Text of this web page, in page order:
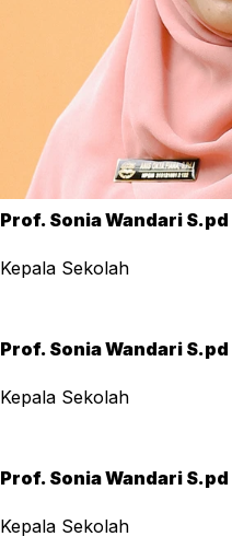
Prof. Sonia Wandari S.pd
Kepala Sekolah
Prof. Sonia Wandari S.pd
Kepala Sekolah
Prof. Sonia Wandari S.pd
Kepala Sekolah